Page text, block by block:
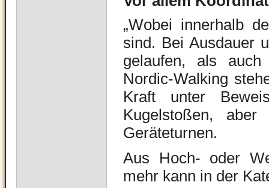
„Wobei innerhalb
sind. Bei Ausdauer
gelaufen, als auch
Nordic-Walking
Kraft unter
Kugelstoßen,
Geräteturnen.
Aus Hoch- oder
mehr kann in der